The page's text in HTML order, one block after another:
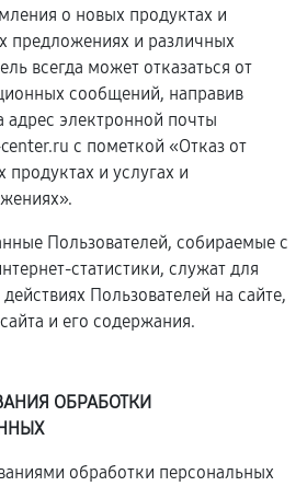
о новых продуктах и
предложениях и различных
всегда может отказаться от
сообщений, направив
адрес электронной почты
с пометкой «Отказ от
и услугах и
Пользователей, собираемые с
статистики, служат для
Пользователей на сайте,
и его содержания.
ОБРАБОТКИ
обработки персональных